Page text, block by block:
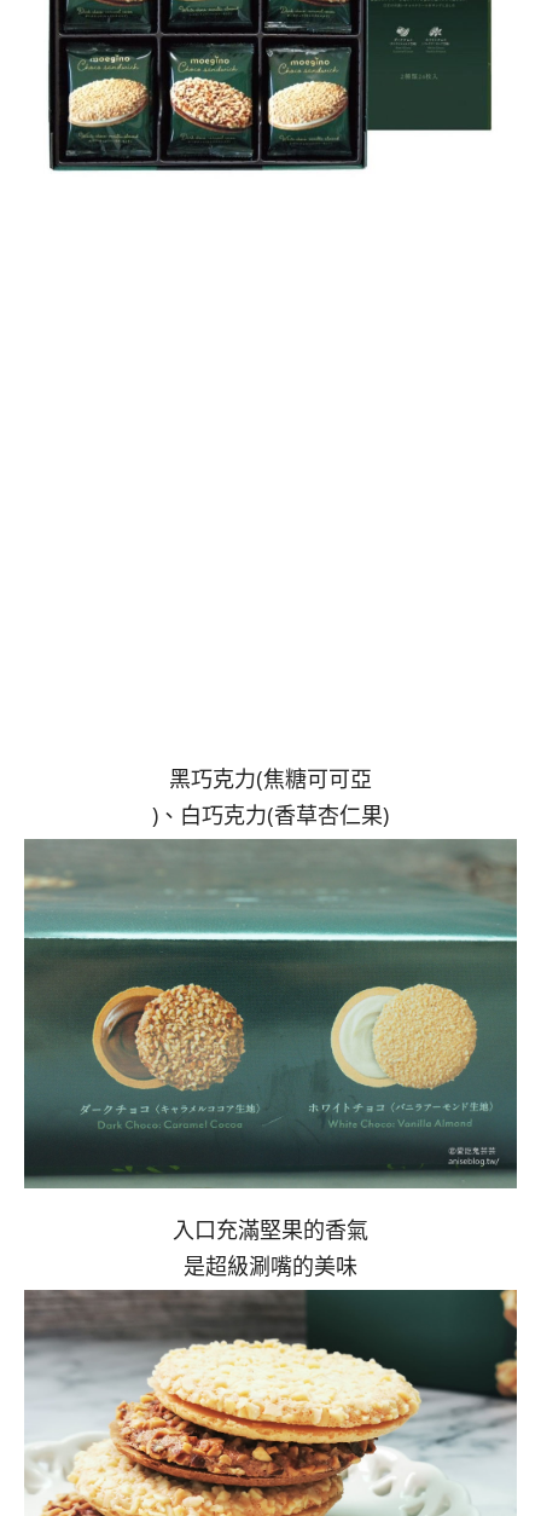
黑巧克力(焦糖可可亞
)、白巧克力(香草杏仁果)
入口充滿堅果的香氣
是超級涮嘴的美味